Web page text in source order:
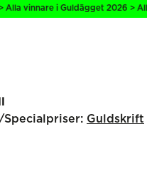
vinnare i Guldägget 2026 >
Specialpriser: Guldskrift